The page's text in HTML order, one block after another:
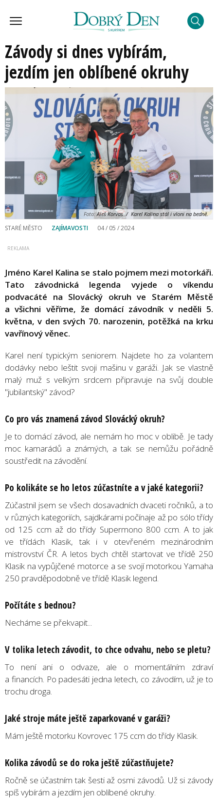
Závody si dnes vybírám,
jezdím jen oblíbené okruhy
Foto:Aleš Korvas / Karel Kalina stál i vloni na bedně.
STARÉ MĚSTO ZAJÍMAVOSTI 04 / 05 / 2024
Jméno Karel Kalina se stalo pojmem mezi motorkáři.
Tato závodnická legenda vyjede o víkendu
podvacáté na Slovácký okruh ve Starém Městě
a všichni věříme, že domácí závodník v neděli 5.
května, v den svých 70. narozenin, potěžká na krku
vavřínový věnec.
Karel není typickým seniorem. Najdete ho za volantem
dodávky nebo leštit svoji mašinu v garáži. Jak se vlastně
malý muž s velkým srdcem připravuje na svůj double
"jubilantský" závod?
Co pro vás znamená závod Slovácký okruh?
Je to domácí závod, ale nemám ho moc v oblibě. Je tady
moc kamarádů a známých, a tak se nemůžu pořádně
soustředit na závodění.
Po kolikáte se ho letos zúčastníte a v jaké kategorii?
Zúčastnil jsem se všech dosavadních dvaceti ročníků, a to
v různých kategoriích, sajdkárami počínaje až po sólo třídy
od 125 ccm až do třídy Supermono 800 ccm. A to jak
ve třídách Klasik, tak i v otevřeném mezinárodním
mistrovství ČR. A letos bych chtěl startovat ve třídě 250
Klasik na vypůjčené motorce a se svojí motorkou Yamaha
250 pravděpodobně ve třídě Klasik legend.
Počítáte s bednou?
Necháme se překvapit...
V tolika letech závodit, to chce odvahu, nebo se pletu?
To není ani o odvaze, ale o momentálním zdraví
a financích. Po padesáti jedna letech, co závodím, už je to
trochu droga.
Jaké stroje máte ještě zaparkované v garáži?
Mám ještě motorku Kovrovec 175 ccm do třídy Klasik.
Kolika závodů se do roka ještě zúčastňujete?
Ročně se účastním tak šesti až osmi závodů. Už si závody
spíš vybírám a jezdím jen oblíbené okruhy.